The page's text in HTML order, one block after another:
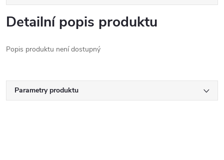
Detailní popis produktu
Popis produktu není dostupný
Parametry produktu